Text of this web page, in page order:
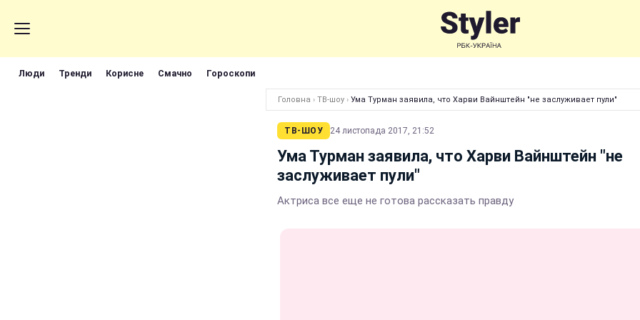
Люди Тренди Корисне Смачно Гороскопи
Головна › ТВ-шоу › Ума Турман заявила, что Харви Вайнштейн "не заслуживает пули"
ТВ-ШОУ 24 листопада 2017, 21:52
Ума Турман заявила, что Харви Вайнштейн "не
заслуживает пули"
Актриса все еще не готова рассказать правду